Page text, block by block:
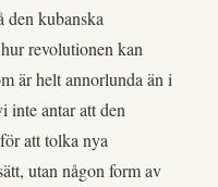
den kubanska
revolutionen kan
är helt annorlunda än i
inte antar att den
att tolka nya
utan någon form av